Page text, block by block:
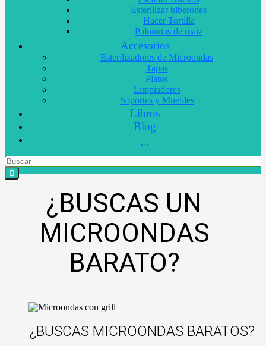
Esterilizar biberones
Hacer Tortilla
Palomitas de maiz
Accesorios
Esterilizadores de Microondas
Tapas
Platos
Limpiadores
Soportes y Muebles
Libros
Blog
¿BUSCAS UN
MICROONDAS
BARATO?
¿BUSCAS MICROONDAS BARATOS?